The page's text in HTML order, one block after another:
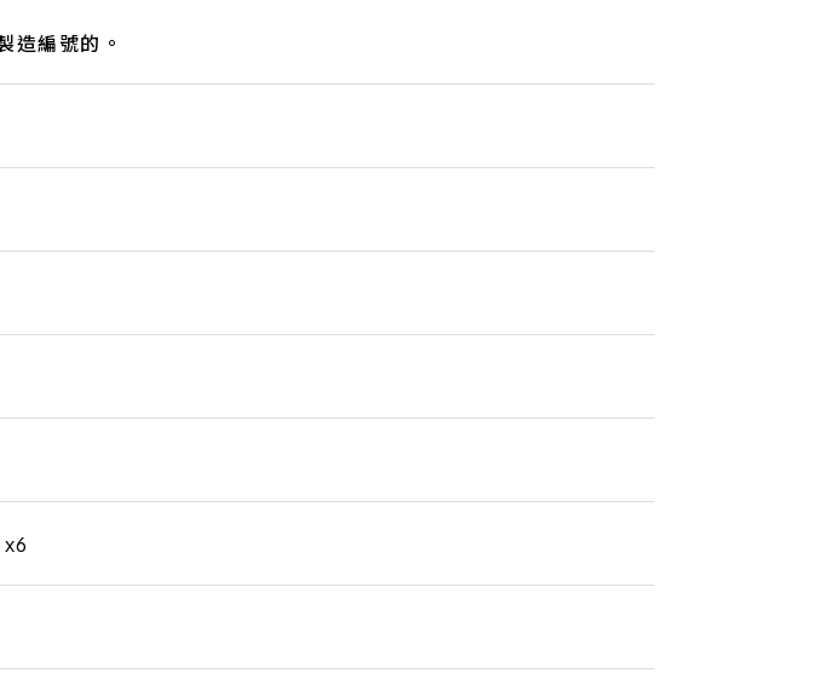
造編號的。